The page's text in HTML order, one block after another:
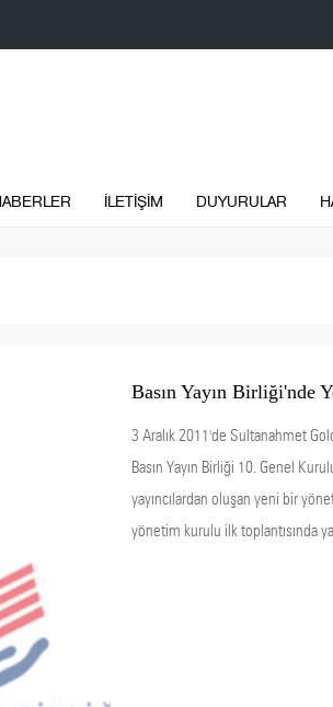
İLETİŞİM DUYURULAR
Basın Yayın Birliği'nde
3 Aralık 2011'de Sultanahmet
Basın Yayın Birliği 10. Genel
yayıncılardan oluşan yeni bir
yönetim kurulu ilk toplantısında